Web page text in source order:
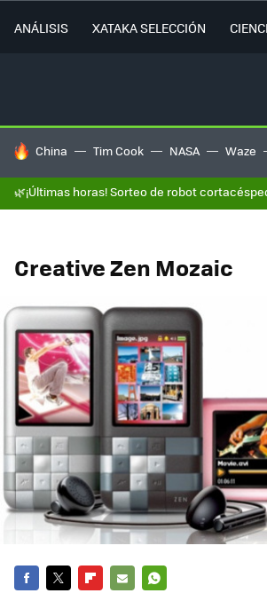
ANÁLISIS XATAKA SELECCIÓN
HOY SE HABLA DE
China Tim Cook NASA Waze
🌿¡Últimas horas! Sorteo de robot
Creative Zen Mozaic